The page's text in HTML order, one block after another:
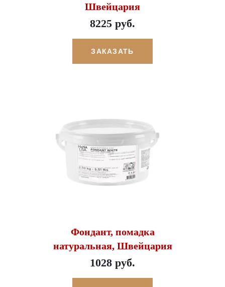
Швейцария
8225 руб.
ЗАКАЗАТЬ
Фондант, помадка
натуральная, Швейцария
1028 руб.